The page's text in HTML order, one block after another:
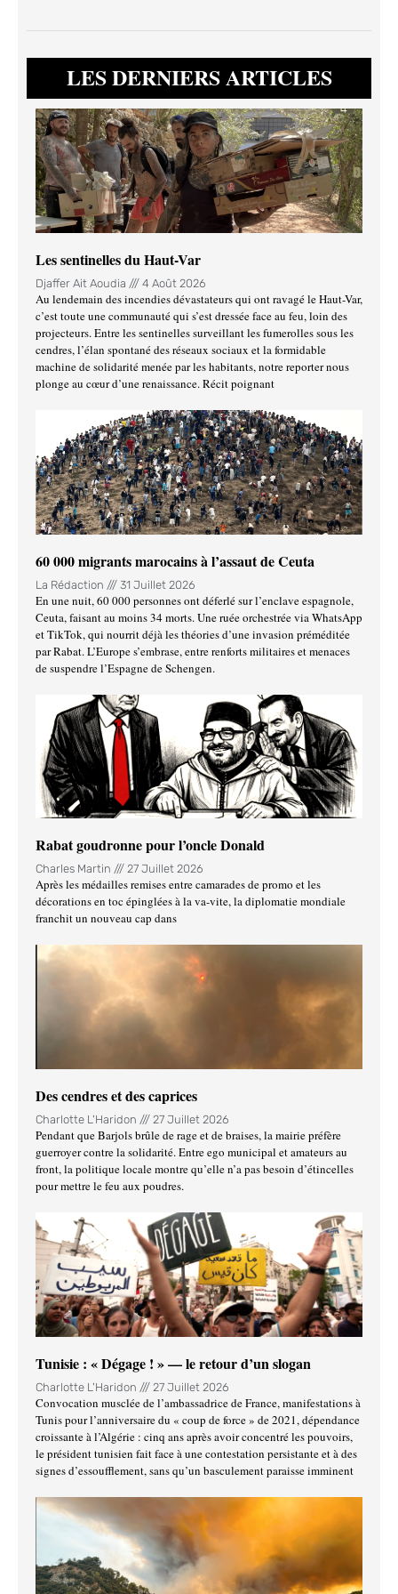
LES DERNIERS ARTICLES
Les sentinelles du Haut-Var
Djaffer Ait Aoudia 4 Août 2026
Au lendemain des incendies dévastateurs qui ont ravagé le Haut-Var,
c’est toute une communauté qui s’est dressée face au feu, loin des
projecteurs. Entre les sentinelles surveillant les fumerolles sous les
cendres, l’élan spontané des réseaux sociaux et la formidable
machine de solidarité menée par les habitants, notre reporter nous
plonge au cœur d’une renaissance. Récit poignant
60 000 migrants marocains à l’assaut de Ceuta
La Rédaction 31 Juillet 2026
En une nuit, 60 000 personnes ont déferlé sur l’enclave espagnole,
Ceuta, faisant au moins 34 morts. Une ruée orchestrée via WhatsApp
et TikTok, qui nourrit déjà les théories d’une invasion préméditée
par Rabat. L’Europe s’embrase, entre renforts militaires et menaces
de suspendre l’Espagne de Schengen.
Rabat goudronne pour l’oncle Donald
Charles Martin 27 Juillet 2026
Après les médailles remises entre camarades de promo et les
décorations en toc épinglées à la va-vite, la diplomatie mondiale
franchit un nouveau cap dans
Des cendres et des caprices
Charlotte L'Haridon 27 Juillet 2026
Pendant que Barjols brûle de rage et de braises, la mairie préfère
guerroyer contre la solidarité. Entre ego municipal et amateurs au
front, la politique locale montre qu’elle n’a pas besoin d’étincelles
pour mettre le feu aux poudres.
Tunisie : « Dégage ! » — le retour d’un slogan
Charlotte L'Haridon 27 Juillet 2026
Convocation musclée de l’ambassadrice de France, manifestations à
Tunis pour l’anniversaire du « coup de force » de 2021, dépendance
croissante à l’Algérie : cinq ans après avoir concentré les pouvoirs,
le président tunisien fait face à une contestation persistante et à des
signes d’essoufflement, sans qu’un basculement paraisse imminent